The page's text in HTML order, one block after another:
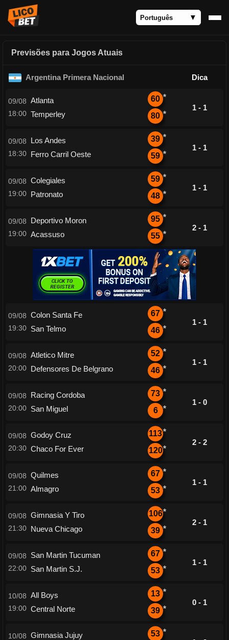
Previsões para Jogos Atuais
Argentina Primera Nacional Dica
09/08
18:00
Atlanta
Temperley
60 *
80 *
1 - 1
09/08
18:30
Los Andes
Ferro Carril Oeste
39 *
59 *
1 - 1
09/08
19:00
Colegiales
Patronato
59 *
48 *
1 - 1
09/08
19:00
Deportivo Moron
Acassuso
95 *
55 *
2 - 1
09/08
19:30
Colon Santa Fe
San Telmo
67 *
46 *
1 - 1
09/08
20:00
Atletico Mitre
Defensores De Belgrano
52 *
46 *
1 - 1
09/08
20:00
Racing Cordoba
San Miguel
73 *
6 *
1 - 0
09/08
20:30
Godoy Cruz
Chaco For Ever
113*
120*
2 - 2
09/08
21:00
Quilmes
Almagro
67 *
53 *
1 - 1
09/08
21:30
Gimnasia Y Tiro
Nueva Chicago
106*
39 *
2 - 1
09/08
22:00
San Martin Tucuman
San Martin S.J.
67 *
53 *
1 - 1
10/08
19:00
All Boys
Central Norte
13 *
39 *
0 - 1
10/08 Gimnasia Jujuy
53 *